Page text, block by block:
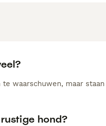
waarschuwen, maar
hond?